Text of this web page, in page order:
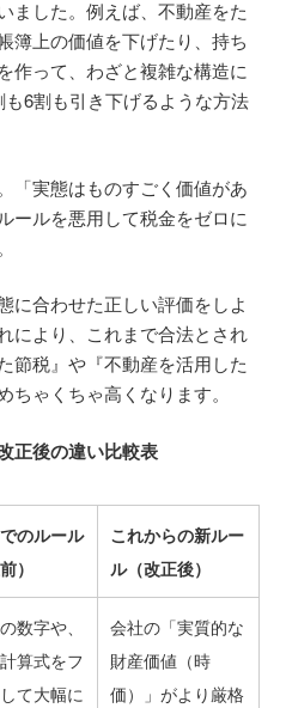
ました。例えば、不動産をた
簿上の価値を下げたり、持ち
作って、わざと複雑な構造に
6割も引き下げるような方法
「実態はものすごく価値があ
ールを悪用して税金をゼロに
に合わせた正しい評価をしよ
により、これまで合法とされ
節税』や『不動産を活用した
ゃくちゃ高くなります。
正後の違い比較表
のルール
）
これからの新ルー
ル（改正後）
数字や、
算式をフ
て大幅に
会社の「実質的な
財産価値（時
価）」がより厳格